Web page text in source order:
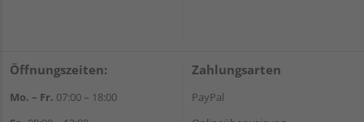
Öffnungszeiten:
Mo. – Fr. 07:00 – 18:00
Zahlungsarten
PayPal